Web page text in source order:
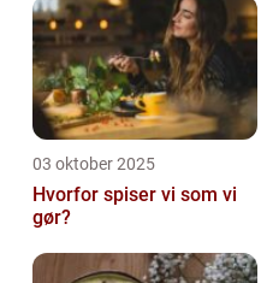
03 oktober 2025
Hvorfor spiser vi som vi
gør?